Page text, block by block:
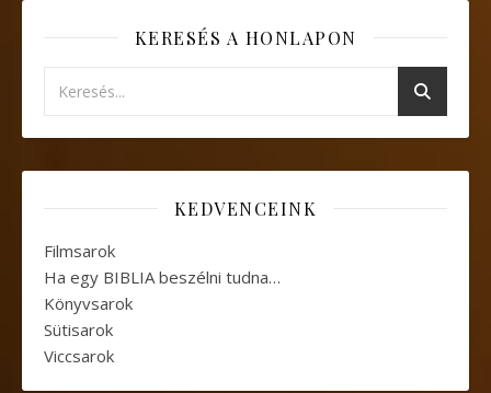
KERESÉS A HONLAPON
KEDVENCEINK
Filmsarok
Ha egy BIBLIA beszélni tudna…
Könyvsarok
Sütisarok
Viccsarok